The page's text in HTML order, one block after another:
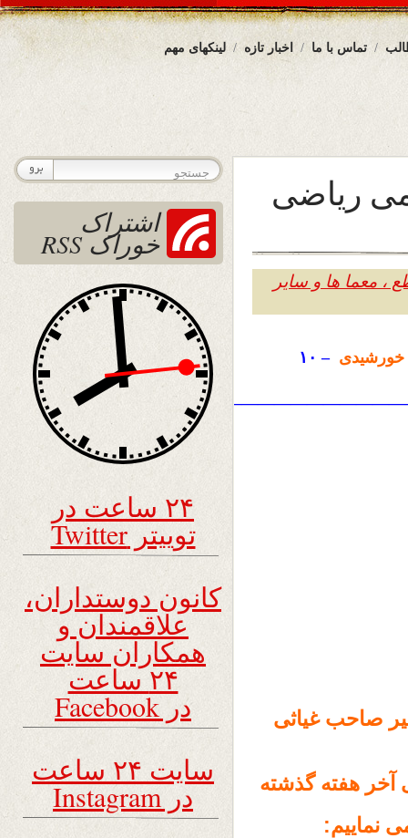
لینکهای مهم اخبار تازه تماس با ما
ریاضی
، معما ها و سایر
خورشیدی – ۱۰
صاحب غیاثی
هفته گذشته
نماییم:
اشتراک
خوراک RSS
۲۴ ساعت در
توییتر Twitter
کانون دوستداران،
علاقمندان و
همکاران سایت
۲۴ ساعت
در Facebook
سایت ۲۴ ساعت
در Instagram